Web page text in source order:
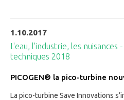
1.10.2017
L'eau, l'industrie, les nuisances
techniques 2018
PICOGEN® la pico-turbine
La pico-turbine Save Innovations